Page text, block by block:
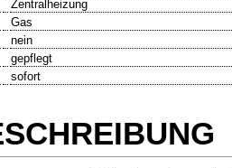
Zentralheizung
Gas
nein
gepflegt
sofort